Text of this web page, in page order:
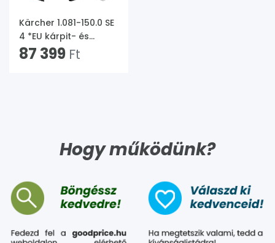
Kärcher 1.081-150.0 SE
4 *EU kárpit- és
szőnyegtisztító
87 399 Ft
Hogy működünk?